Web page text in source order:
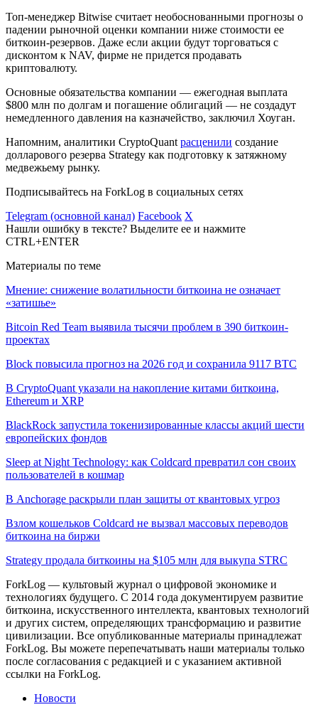
Топ-менеджер Bitwise считает необоснованными прогнозы о
падении рыночной оценки компании ниже стоимости ее
биткоин-резервов. Даже если акции будут торговаться с
дисконтом к NAV, фирме не придется продавать
криптовалюту.
Основные обязательства компании — ежегодная выплата
$800 млн по долгам и погашение облигаций — не создадут
немедленного давления на казначейство, заключил Хоуган.
Напомним, аналитики CryptoQuant расценили создание
долларового резерва Strategy как подготовку к затяжному
медвежьему рынку.
Подписывайтесь на ForkLog в социальных сетях
Telegram (основной канал) Facebook X
Нашли ошибку в тексте? Выделите ее и нажмите
CTRL+ENTER
Материалы по теме
Мнение: снижение волатильности биткоина не означает
«затишье»
Bitcoin Red Team выявила тысячи проблем в 390 биткоин-
проектах
Block повысила прогноз на 2026 год и сохранила 9117 BTC
В CryptoQuant указали на накопление китами биткоина,
Ethereum и XRP
BlackRock запустила токенизированные классы акций шести
европейских фондов
Sleep at Night Technology: как Coldcard превратил сон своих
пользователей в кошмар
В Anchorage раскрыли план защиты от квантовых угроз
Взлом кошельков Coldcard не вызвал массовых переводов
биткоина на биржи
Strategy продала биткоины на $105 млн для выкупа STRC
ForkLog — культовый журнал о цифровой экономике и
технологиях будущего. С 2014 года документируем развитие
биткоина, искусственного интеллекта, квантовых технологий
и других систем, определяющих трансформацию и развитие
цивилизации. Все опубликованные материалы принадлежат
ForkLog. Вы можете перепечатывать наши материалы только
после согласования с редакцией и с указанием активной
ссылки на ForkLog.
Новости